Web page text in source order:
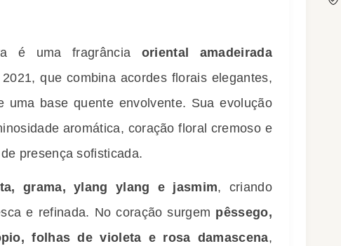
é uma fragrância oriental amadeirada
que combina acordes florais elegantes,
uma base quente envolvente. Sua evolução
aromática, coração floral cremoso e
presença sofisticada.
grama, ylang ylang e jasmim, criando
e refinada. No coração surgem pêssego,
folhas de violeta e rosa damascena,